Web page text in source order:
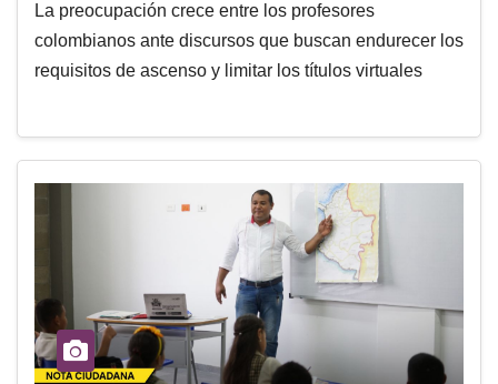
La preocupación crece entre los profesores
colombianos ante discursos que buscan endurecer los
requisitos de ascenso y limitar los títulos virtuales